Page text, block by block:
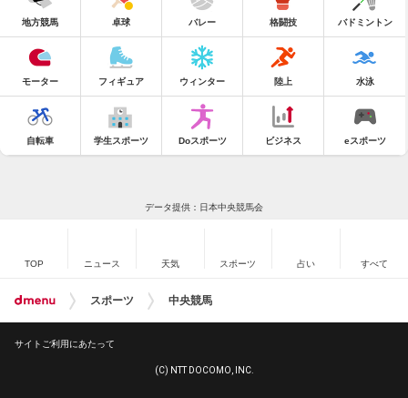
地方競馬 卓球 バレー 格闘技 バドミントン
モーター フィギュア ウィンター 陸上 水泳
自転車 学生スポーツ Doスポーツ ビジネス eスポーツ
データ提供：日本中央競馬会
TOP ニュース 天気 スポーツ 占い すべて
スポーツ 中央競馬
サイトご利用にあたって
(C) NTT DOCOMO, INC.